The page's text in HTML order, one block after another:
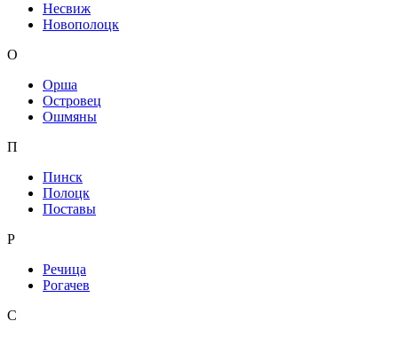
Несвиж
Новополоцк
О
Орша
Островец
Ошмяны
П
Пинск
Полоцк
Поставы
Р
Речица
Рогачев
С